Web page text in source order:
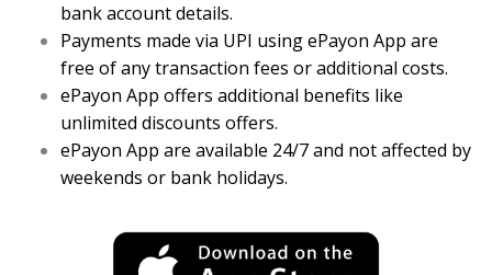
bank account details.
Payments made via UPI using ePayon App are
free of any transaction fees or additional costs.
ePayon App offers additional benefits like
unlimited discounts offers.
ePayon App are available 24/7 and not affected by
weekends or bank holidays.